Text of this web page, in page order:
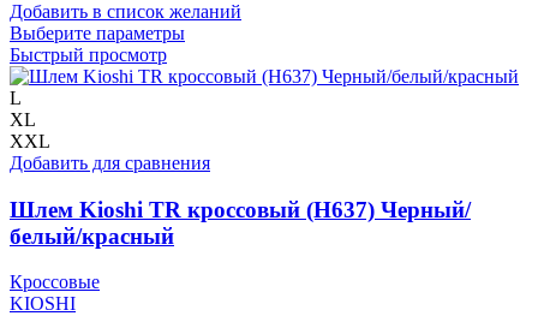
Добавить в список желаний
Выберите параметрыЭтот
имеет
можно
на
странице
Быстрый просмотр
L
XL
XXL
Добавить для сравнения
Шлем Kioshi TR кроссовый (H637) Черный/
белый/красный
Кроссовые
KIOSHI